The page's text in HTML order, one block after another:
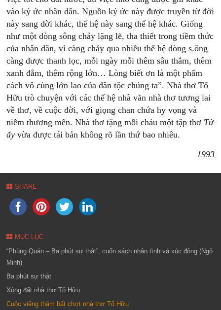
vào ký ức nhân dân. Nguồn ký ức này được truyền từ đời
này sang đời khác, thế hệ này sang thế hệ khác. Giống
như một dòng sông chảy lặng lẽ, tha thiết trong tiềm thức
của nhân dân, vì càng chảy qua nhiều thế hệ dòng s.ông
càng được thanh lọc, mỗi ngày mỗi thêm sâu thẳm, thêm
xanh đằm, thêm rộng lớn… Lòng biết ơn là một phẩm
cách vô cùng lớn lao của dân tộc chúng ta”. Nhà thơ Tố
Hữu trò chuyện với các thế hệ nhà văn nhà thơ tương lai
về thơ, về cuộc đời, với giọng chan chứa hy vọng và
niềm thương mến. Nhà thơ tặng mỗi cháu một tập thơ Từ
ấy vừa được tái bản không rõ lần thứ bao nhiêu.
1993
SHARE
MỤC LỤC
“Phùng Quán – Ba phút sự thật”, cuốn sách nhân tình và xúc động (Ngô
Minh)
Ba phút sự thật
Xông đất nhà thơ Tố Hữu
Cuộc viếng thăm bất chợt nhà thơ Tố Hữu